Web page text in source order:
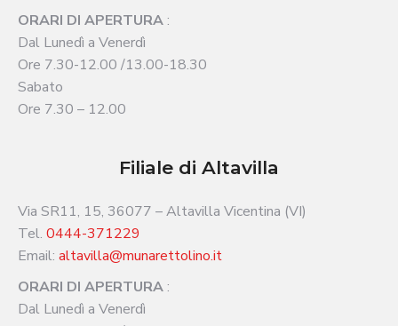
ORARI DI APERTURA:
Dal Lunedì a Venerdì
Ore 7.30-12.00 /13.00-18.30
Sabato
Ore 7.30 – 12.00
Filiale di Altavilla
Via SR11, 15, 36077 – Altavilla Vicentina (VI)
Tel. 0444-371229
Email: altavilla@munarettolino.it
ORARI DI APERTURA:
Dal Lunedì a Venerdì